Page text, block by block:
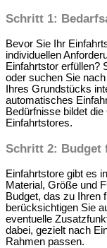
Schritt 1:
Bevor Sie Ihr
individuellen
Einfahrtstor erfüllen?
oder suchen Sie
Ihres Grundstücks
automatisches
Bedürfnisse bildet
Einfahrtstores.
Schritt 2: Budget
Einfahrtstore gibt es
Material, Größe und
Budget, das zu Ihren
berücksichtigen Sie
eventuelle
dabei, gezielt nach
Rahmen passen.